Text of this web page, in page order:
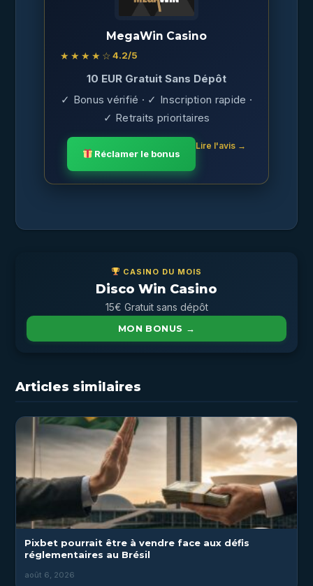
MegaWin Casino
★★★★☆ 4.2/5
10 EUR Gratuit Sans Dépôt
✓ Bonus vérifié · ✓ Inscription rapide ·
✓ Retraits prioritaires
Réclamer le bonus
Lire l'avis →
CASINO DU MOIS
Disco Win Casino
15€ Gratuit sans dépôt
MON BONUS →
Articles similaires
Pixbet pourrait être à vendre face aux défis
réglementaires au Brésil
août 6, 2026